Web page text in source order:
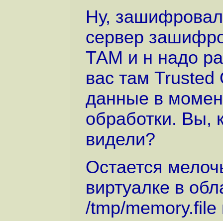
Ну,
сервер
ТАМ и н надо
вас там
данные в
обработки. Вы,
видели?
Остается
виртуалке в
/tmp/